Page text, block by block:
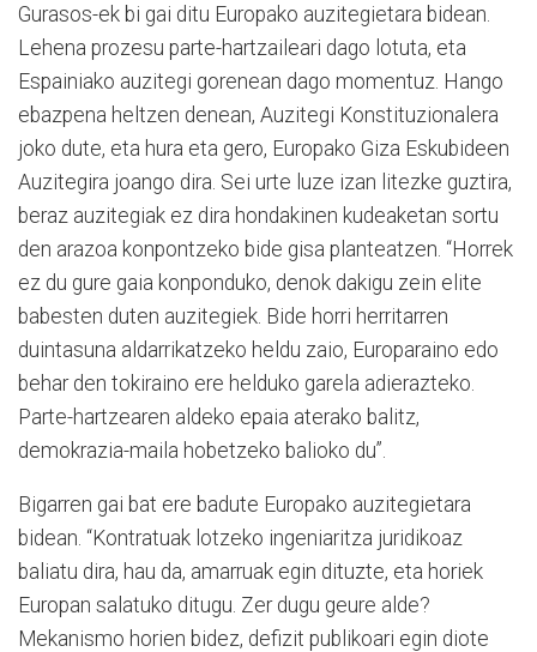
Gurasos-ek bi gai ditu Europako auzitegietara bidean.
Lehena prozesu parte-hartzaileari dago lotuta, eta
Espainiako auzitegi gorenean dago momentuz. Hango
ebazpena heltzen denean, Auzitegi Konstituzionalera
joko dute, eta hura eta gero, Europako Giza Eskubideen
Auzitegira joango dira. Sei urte luze izan litezke guztira,
beraz auzitegiak ez dira hondakinen kudeaketan sortu
den arazoa konpontzeko bide gisa planteatzen. “Horrek
ez du gure gaia konponduko, denok dakigu zein elite
babesten duten auzitegiek. Bide horri herritarren
duintasuna aldarrikatzeko heldu zaio, Europaraino edo
behar den tokiraino ere helduko garela adierazteko.
Parte-hartzearen aldeko epaia aterako balitz,
demokrazia-maila hobetzeko balioko du”.
Bigarren gai bat ere badute Europako auzitegietara
bidean. “Kontratuak lotzeko ingeniaritza juridikoaz
baliatu dira, hau da, amarruak egin dituzte, eta horiek
Europan salatuko ditugu. Zer dugu geure alde?
Mekanismo horien bidez, defizit publikoari egin diote